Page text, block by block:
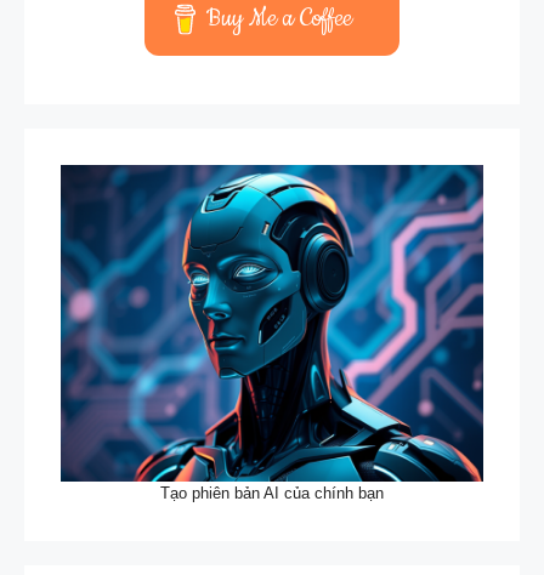
Buy Me a Coffee
Tạo phiên bản AI của chính bạn